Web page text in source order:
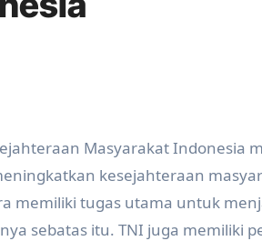
Masyarakat Indonesia
kesejahteraan
memiliki tugas utama untuk
sebatas itu. TNI juga memiliki